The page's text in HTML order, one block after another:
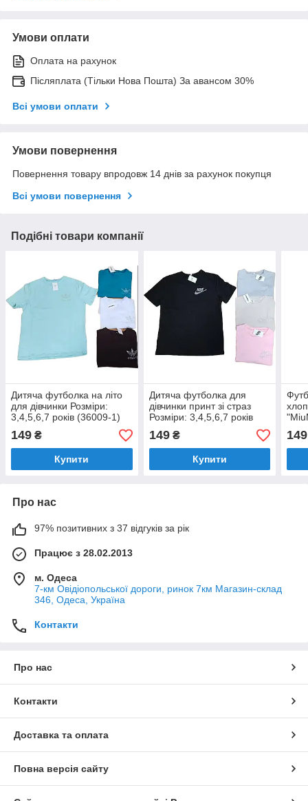
Умови оплати
Оплата на рахунок
Післяплата (Тільки Нова Пошта) За авансом 30%
Всі умови оплати
Умови повернення
Повернення товару впродовж 14 днів за рахунок покупця
Всі умови повернення
Подібні товари компанії
Дитяча футболка на літо
для дівчинки Розміри:
3,4,5,6,7 років (36009-1)
149 ₴
Купити
Дитяча футболка для
дівчинки принт зі страз
Розміри: 3,4,5,6,7 років
(36009-7)
149₴
Купити
149
Про нас
97% позитивних з 37 відгуків за рік
Працює з 28.02.2013
м. Одеса
7-км Овідіопольської дороги, ринок 7км Магазин-склад
346, Одеса, Україна
Контакти
Про нас
Контакти
Доставка та оплата
Повна версія сайту